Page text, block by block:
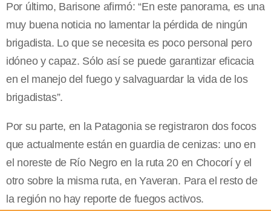
Por último, Barisone afirmó: “En este panorama, es una
muy buena noticia no lamentar la pérdida de ningún
brigadista. Lo que se necesita es poco personal pero
idóneo y capaz. Sólo así se puede garantizar eficacia
en el manejo del fuego y salvaguardar la vida de los
brigadistas”.
Por su parte, en la Patagonia se registraron dos focos
que actualmente están en guardia de cenizas: uno en
el noreste de Río Negro en la ruta 20 en Chocorí y el
otro sobre la misma ruta, en Yaveran. Para el resto de
la región no hay reporte de fuegos activos.